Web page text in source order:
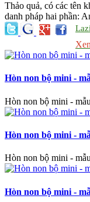
Thảo quả, có các tên
danh pháp hai phần:
Hòn non bộ mini -
Hòn non bộ mini -
Hòn non bộ mini -
Hòn non bộ mini -
Hòn non bộ mini -